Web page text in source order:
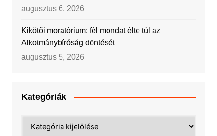
augusztus 6, 2026
Kikötői moratórium: fél mondat élte túl az
Alkotmánybíróság döntését
augusztus 5, 2026
Kategóriák